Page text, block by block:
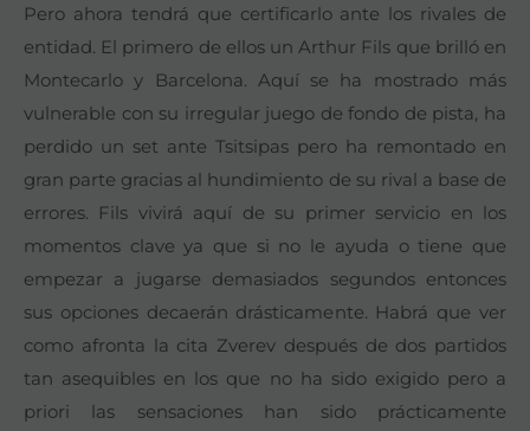
Pero ahora tendrá que certificarlo ante los rivales de
entidad. El primero de ellos un Arthur Fils que brilló en
Montecarlo y Barcelona. Aquí se ha mostrado más
vulnerable con su irregular juego de fondo de pista, ha
perdido un set ante Tsitsipas pero ha remontado en
gran parte gracias al hundimiento de su rival a base de
errores. Fils vivirá aquí de su primer servicio en los
momentos clave ya que si no le ayuda o tiene que
empezar a jugarse demasiados segundos entonces
sus opciones decaerán drásticamente. Habrá que ver
como afronta la cita Zverev después de dos partidos
tan asequibles en los que no ha sido exigido pero a
priori las sensaciones han sido prácticamente